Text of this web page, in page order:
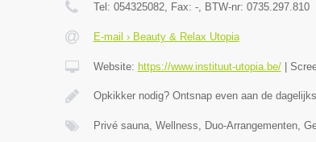
Tel: 054325082, Fax: -, BTW-nr: 0735.297.810
E-mail › Beauty & Relax Utopia
Website: https://www.instituut-utopia.be/|
Opkikker nodig? Ontsnap even aan de
Privé sauna, Wellness, Duo-Arrangementen,